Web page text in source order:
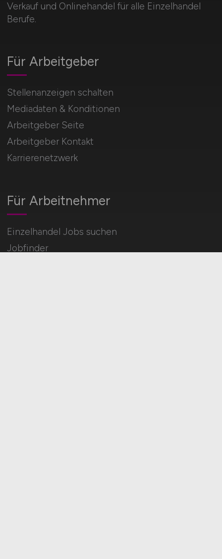
Verkauf und Onlinehandel für alle Einzelhandel
Berufe.
Für Arbeitnehmer
Einzelhandel Jobs suchen
Jobfinder
Für Arbeitgeber
Stellenanzeigen schalten
Mediadaten & Konditionen
Arbeitgeber Seite
Arbeitgeber Kontakt
Karrierenetzwerk